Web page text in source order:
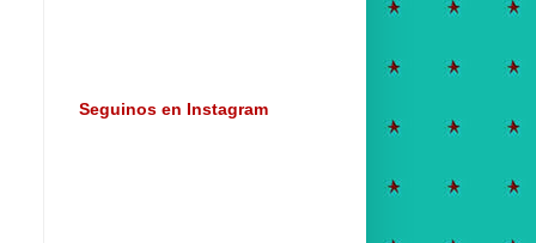
Seguinos en Instagram